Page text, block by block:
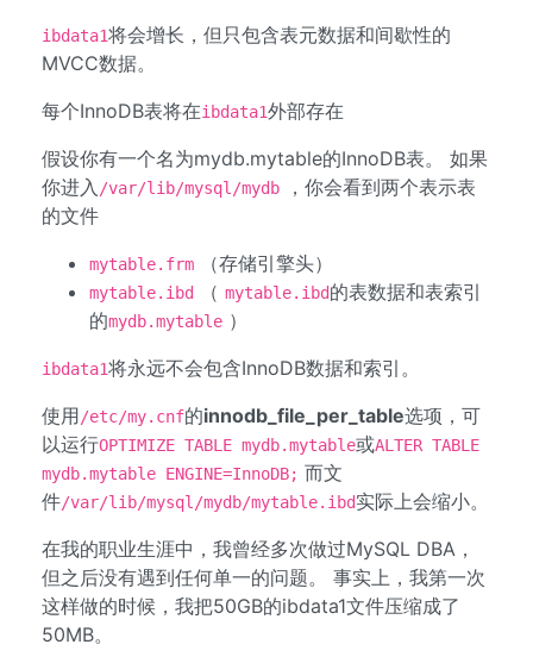
ibdata1将会增长，但只包含表元数据和间歇性的
MVCC数据。
每个InnoDB表将在ibdata1外部存在
假设你有一个名为mydb.mytable的InnoDB表。 如果
你进入 /var/lib/mysql/mydb
，你会看到两个表示表
的文件
mytable.frm （存储引擎头）
mytable.ibd （ mytable.ibd的表数据和表索引
的mydb.mytable ）
ibdata1将永远不会包含InnoDB数据和索引。
使用/etc/my.cnf的innodb_file_per_table选项，可
以运行OPTIMIZE TABLE mydb.mytable或ALTER TABLE
mydb.mytable ENGINE=InnoDB; 而文
件/var/lib/mysql/mydb/mytable.ibd实际上会缩小。
在我的职业生涯中，我曾经多次做过MySQL DBA，
但之后没有遇到任何单一的问题。 事实上，我第一次
这样做的时候，我把50GB的ibdata1文件压缩成了
50MB。